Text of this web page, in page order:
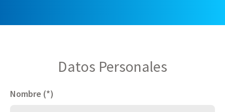
Datos Personales
Nombre (*)